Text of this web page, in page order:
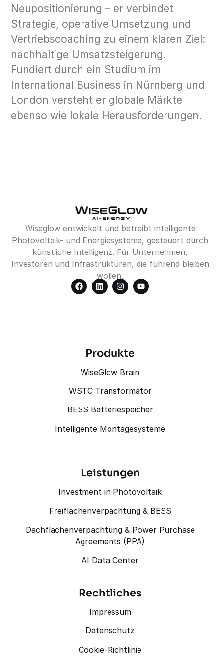
Neupositionierung – er verbindet
Strategie, operative Umsetzung und
Vertriebscoaching zu einem klaren Ziel:
nachhaltige Umsatzsteigerung.
Fundiert durch ein Studium im
International Business in Nürnberg und
London versteht er globale Märkte
ebenso wie lokale Herausforderungen.
Wiseglow entwickelt und betreibt intelligente
Photovoltaik- und Energiesysteme, gesteuert durch
künstliche Intelligenz. Für Unternehmen,
Investoren und Infrastrukturen, die führend bleiben
wollen.
Produkte
WiseGlow Brain
WSTC Transformator
BESS Batteriespeicher
Intelligente Montagesysteme
Leistungen
Investment in Photovoltaik
Freiflächenverpachtung & BESS
Dachflächenverpachtung & Power Purchase
Agreements (PPA)
AI Data Center
Rechtliches
Impressum
Datenschutz
Cookie-Richtlinie